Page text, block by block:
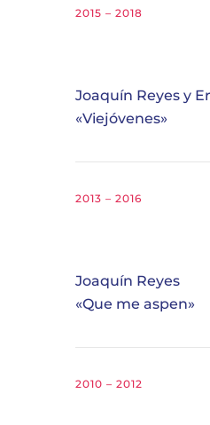
2015 – 2018
Joaquín Reyes y
«Viejóvenes»
2013 – 2016
Joaquín Reyes
«Que me aspen»
2010 – 2012